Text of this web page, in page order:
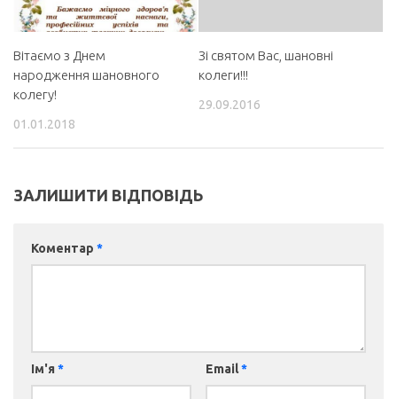
Вітаємо з Днем
народження шановного
колегу!
01.01.2018
Зі святом Вас, шановні
колеги!!!
29.09.2016
ЗАЛИШИТИ ВІДПОВІДЬ
Коментар *
Ім'я * Email*